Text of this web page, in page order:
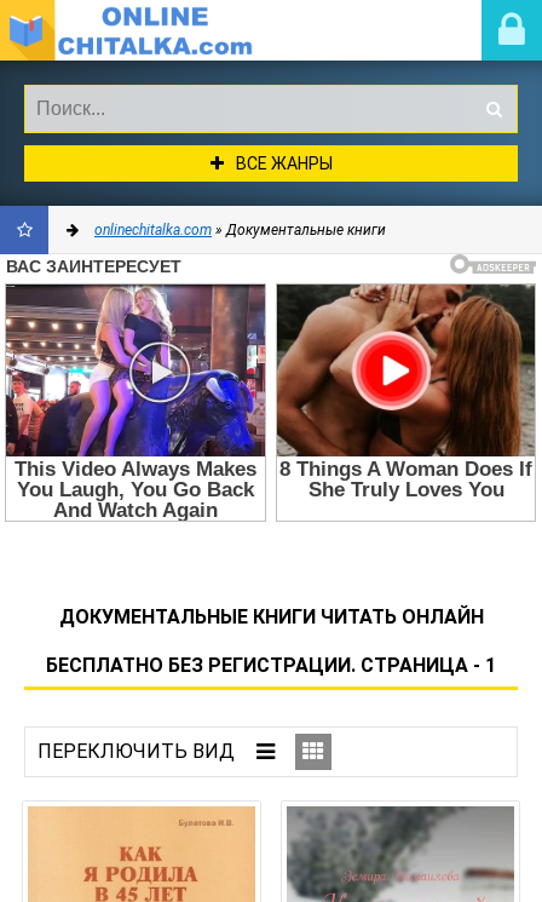
ВСЕ ЖАНРЫ
ДОБАВИТЬ
В
ЗАКЛАДКИ
onlinechitalka.com » Документальные книги
ДОКУМЕНТАЛЬНЫЕ КНИГИ ЧИТАТЬ ОНЛАЙН
БЕСПЛАТНО БЕЗ РЕГИСТРАЦИИ. СТРАНИЦА - 1